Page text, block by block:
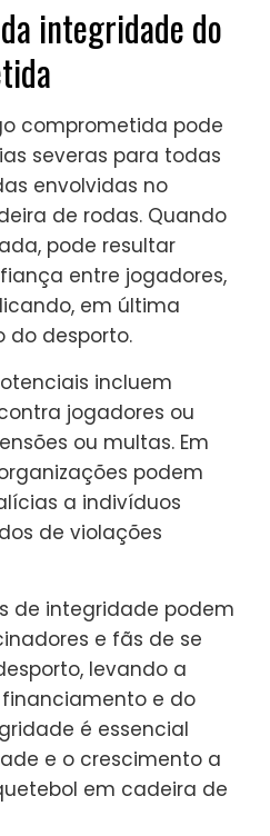
integridade do
comprometida pode
severas para todas
envolvidas no
de rodas. Quando
pode resultar
entre jogadores,
em última
do desporto.
incluem
jogadores ou
ou multas. Em
podem
a indivíduos
de violações
de integridade podem
e fãs de se
levando a
e do
é essencial
e o crescimento a
em cadeira de